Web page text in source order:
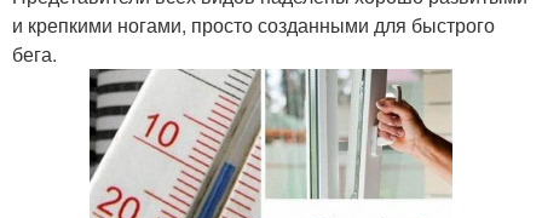
и крепкими ногами, просто созданными для быстрого
бега.